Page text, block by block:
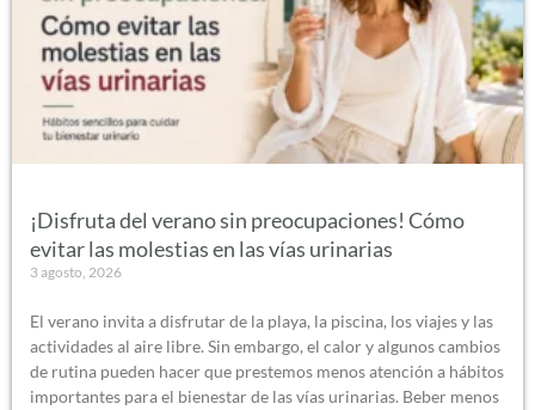
¡Disfruta del verano sin preocupaciones! Cómo
evitar las molestias en las vías urinarias
3 agosto, 2026
El verano invita a disfrutar de la playa, la piscina, los viajes y las
actividades al aire libre. Sin embargo, el calor y algunos cambios
de rutina pueden hacer que prestemos menos atención a hábitos
importantes para el bienestar de las vías urinarias. Beber menos